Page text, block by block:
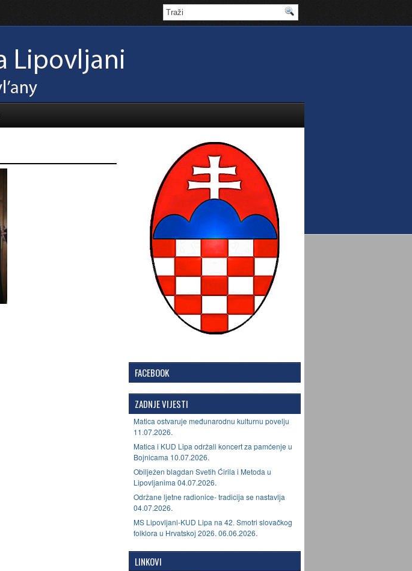
FACEBOOK
ZADNJE VIJESTI
Matica ostvaruje međunarodnu kulturnu povelju
11.07.2026.
Matica i KUD Lipa održali koncert za pamćenje u
Bojnicama 10.07.2026.
Obilježen blagdan Svetih Ćirila i Metoda u
Lipovljanima 04.07.2026.
Održane ljetne radionice- tradicija se nastavlja
04.07.2026.
MS Lipovljani-KUD Lipa na 42. Smotri slovačkog
folklora u Hrvatskoj 2026. 06.06.2026.
LINKOVI